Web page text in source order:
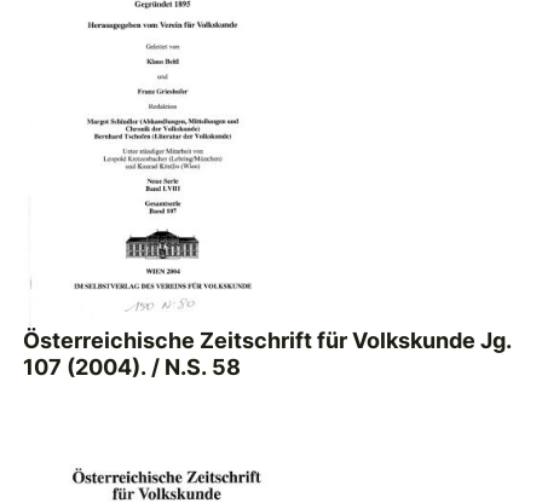
Österreichische Zeitschrift für Volkskunde Jg.
107 (2004). / N.S. 58